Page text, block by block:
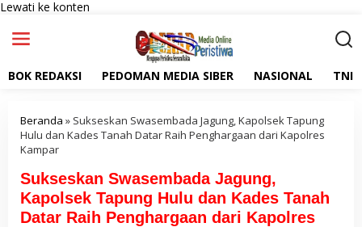
Lewati ke konten
BOK REDAKSI PEDOMAN MEDIA SIBER NASIONAL TNI
Beranda » Sukseskan Swasembada Jagung, Kapolsek Tapung
Hulu dan Kades Tanah Datar Raih Penghargaan dari Kapolres
Kampar
Sukseskan Swasembada Jagung,
Kapolsek Tapung Hulu dan Kades Tanah
Datar Raih Penghargaan dari Kapolres